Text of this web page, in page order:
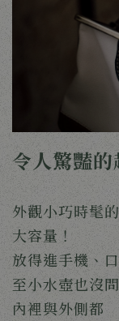
令人驚豔
外觀小巧時髦
大容量！
放得進手機、
至小水壺也沒
內裡與外側都